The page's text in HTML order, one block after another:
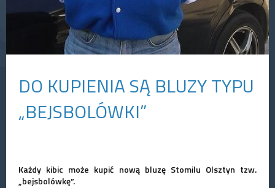
DO KUPIENIA SĄ BLUZY TYPU
„BEJSBOLÓWKI”
Każdy kibic może kupić nową bluzę Stomilu Olsztyn tzw.
„bejsbolówkę”.